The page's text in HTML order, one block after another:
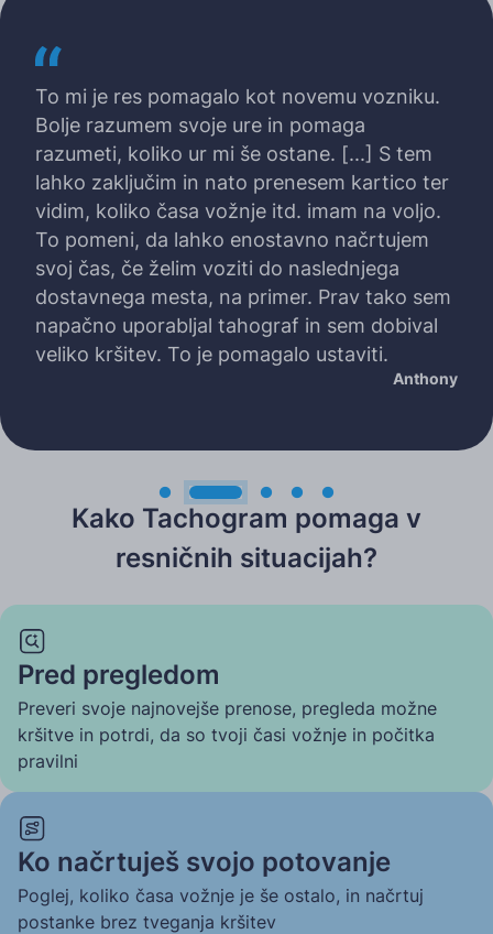
To mi je res pomagalo kot novemu vozniku.
Bolje razumem svoje ure in pomaga
razumeti, koliko ur mi še ostane. [...] S tem
lahko zaključim in nato prenesem kartico ter
vidim, koliko časa vožnje itd. imam na voljo.
To pomeni, da lahko enostavno načrtujem
svoj čas, če želim voziti do naslednjega
dostavnega mesta, na primer. Prav tako sem
napačno uporabljal tahograf in sem dobival
veliko kršitev. To je pomagalo ustaviti.
Anthony
Kako Tachogram pomaga v
resničnih situacijah?
Pred pregledom
Preveri svoje najnovejše prenose, pregleda možne
kršitve in potrdi, da so tvoji časi vožnje in počitka
pravilni
Ko načrtuješ svojo potovanje
Poglej, koliko časa vožnje je še ostalo, in načrtuj
postanke brez tveganja kršitev